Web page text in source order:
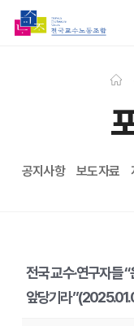
공지사항 보도자료
전국 교수·연구자들
앞당기라